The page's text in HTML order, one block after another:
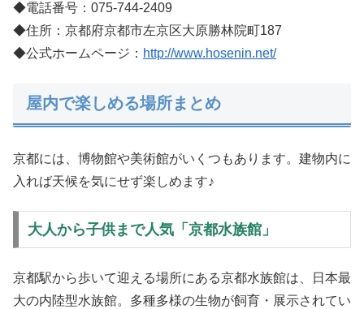
◆電話番号：075-744-2409
◆住所：京都府京都市左京区大原勝林院町187
◆公式ホームページ： http://www.hosenin.net/
屋内で楽しめる場所まとめ
京都には、博物館や美術館がいくつもあります。建物内に
入れば天候を気にせず楽しめます♪
大人から子供まで人気「京都水族館」
京都駅から歩いて迎える場所にある京都水族館は、日本最
大の内陸型水族館。多種多様の生物が飼育・展示されてい